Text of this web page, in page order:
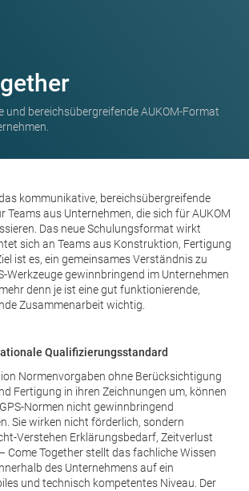
und bereichsübergreifende AUKOM-Format
kommunikative, bereichsübergreifende
Teams aus Unternehmen, die sich für AUKOM
Das neue Schulungsformat wirkt
sich an Teams aus Konstruktion, Fertigung
ist es, ein gemeinsames Verständnis zu
Werkzeuge gewinnbringend im Unternehmen
denn je ist eine gut funktionierende,
Zusammenarbeit wichtig.
Qualifizierungsstandard
Normenvorgaben ohne Berücksichtigung
Fertigung in ihren Zeichnungen um, können
Normen nicht gewinnbringend
Sie wirken nicht förderlich, sondern
Verstehen Erklärungsbedarf, Zeitverlust
Come Together stellt das fachliche Wissen
des Unternehmens auf ein
und technisch kompetentes Niveau. Der